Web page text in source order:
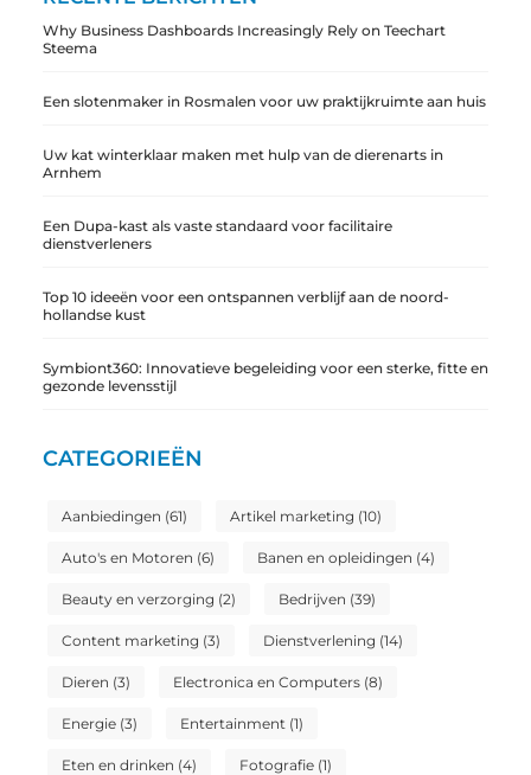
Why Business Dashboards Increasingly Rely on Teechart
Steema
Een slotenmaker in Rosmalen voor uw praktijkruimte aan huis
Uw kat winterklaar maken met hulp van de dierenarts in
Arnhem
Een Dupa-kast als vaste standaard voor facilitaire
dienstverleners
Top 10 ideeën voor een ontspannen verblijf aan de noord-
hollandse kust
Symbiont360: Innovatieve begeleiding voor een sterke, fitte en
gezonde levensstijl
CATEGORIEËN
Aanbiedingen (61) Artikel marketing (10)
Auto's en Motoren (6) Banen en opleidingen (4)
Beauty en verzorging (2) Bedrijven (39)
Content marketing (3) Dienstverlening (14)
Dieren (3) Electronica en Computers(8)
Energie(3) Entertainment (1)
Eten en drinken (4) Fotografie(1)